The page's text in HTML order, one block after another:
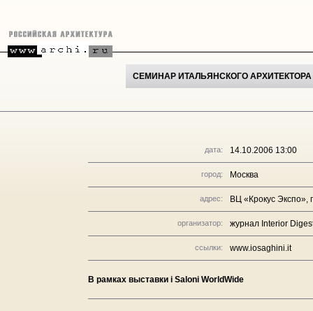
СЕМИНАР ИТАЛЬЯНСКОГО АРХИТЕКТОРА
дата: 14.10.2006 13:00
город: Москва
адрес: ВЦ «Крокус Экспо»,
организатор: журнал Interior
ссылки: www.iosaghini.it
В рамках выставки i Saloni WorldWide